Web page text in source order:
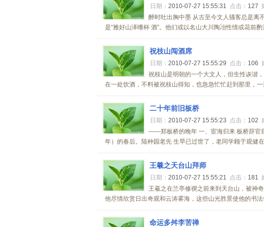
日期： 2010-07-27 15:55:31 点击： 127
醉时吐出胸中墨 从古至今文人骚客总是离
是“雅好山泽嗜杯 酒"。他们或以名山大川陶冶性情或花前
祝枝山闯酒席
日期： 2010-07-27 15:55:29 点击： 106
祝枝山是明朝的一个大文人，但生性诙谐
在一处饮酒，不料被祝枝山得知，也急急忙忙赶到那里，
二十年前旧板桥
日期： 2010-07-27 15:55:23 点击： 102
——郑板桥的晚年 一、宦海归来 板桥辞官
年）的春后。陆种园老先 生早已过世了，老同学顾于观健
王羲之天台山拜师
日期： 2010-07-27 15:55:21 点击： 181
王羲之在兰亭修禊之前来到天台山，被神
他尽情欣赏日出奇观和云涛雾海，这些山光胜景使他的书
命运多舛李苦禅